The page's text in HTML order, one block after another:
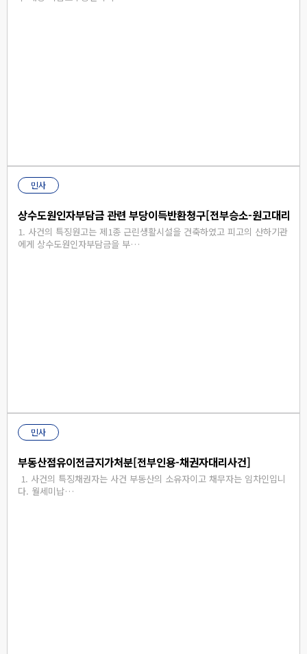
민사
상수도원인자부담금 관련 부당이득반환청구[전부승소-원고대리사
1. 사건의 특징원고는 제1종 근린생활시설을 건축하였고 피고의 산하기관
에게 상수도원인자부담금을 부…
민사
부동산점유이전금지가처분[전부인용-채권자대리사건]
​​​1. 사건의 특징채권자는 사건 부동산의 소유자이고 채무자는 임차인입니
다. 월세미납…